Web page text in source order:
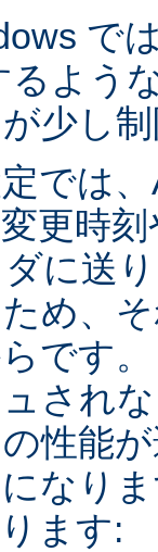
で
るよう
少し
では
更時
に送
め、
です
され
性能
なり
ます: